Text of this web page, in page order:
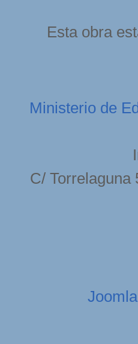
Esta obra
Ministerio de
C/ Torrelaguna